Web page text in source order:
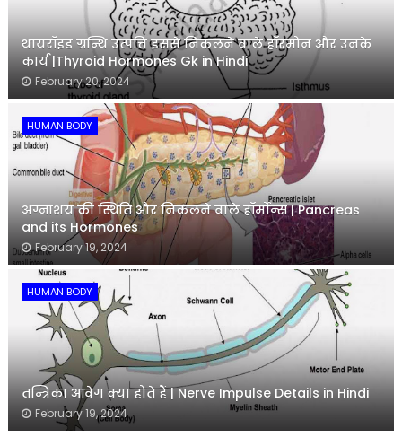
थायरॉइड ग्रन्थि उत्पत्ति इससे निकलने वाले हॉरमोन और उनके
कार्य |Thyroid Hormones Gk in Hindi
February 20, 2024
HUMAN BODY
अग्नाशय की स्थिति और निकलने वाले हॉर्मोन्स | Pancreas
and its Hormones
February 19, 2024
HUMAN BODY
तन्त्रिका आवेग क्या होते हैं | Nerve Impulse Details in Hindi
February 19, 2024